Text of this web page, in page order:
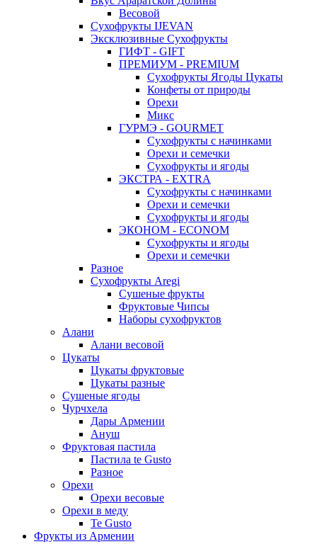
Весовой
Сухофрукты IJEVAN
Эксклюзивные Сухофрукты
ГИФТ - GIFT
ПРЕМИУМ - PREMIUM
Сухофрукты Ягоды Цукаты
Конфеты от природы
Орехи
Микс
ГУРМЭ - GOURMET
Сухофрукты с начинками
Орехи и семечки
Сухофрукты и ягоды
ЭКСТРА - EXTRA
Сухофрукты с начинками
Орехи и семечки
Сухофрукты и ягоды
ЭКОНОМ - ECONOM
Сухофрукты и ягоды
Орехи и семечки
Разное
Сухофрукты Aregi
Сушеные фрукты
Фруктовые Чипсы
Наборы сухофруктов
Алани
Алани весовой
Цукаты
Цукаты фруктовые
Цукаты разные
Сушеные ягоды
Чурчхела
Дары Армении
Ануш
Фруктовая пастила
Пастила te Gusto
Разное
Орехи
Орехи весовые
Орехи в меду
Te Gusto
Фрукты из Армении